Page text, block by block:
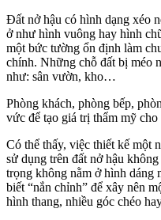
Đất nở hậu có hình dạng xéo
ở như hình vuông hay hình
một bức tường ổn định làm
chính. Những chỗ đất bị méo
như: sân vườn, kho…
Phòng khách, phòng bếp,
vức để tạo giá trị thẩm mỹ cho
Có thể thấy, việc thiết kế một
sử dụng trên đất nở hậu
trọng không nằm ở hình dáng
biết “nắn chỉnh” để xây nên
hình thang, nhiều góc chéo